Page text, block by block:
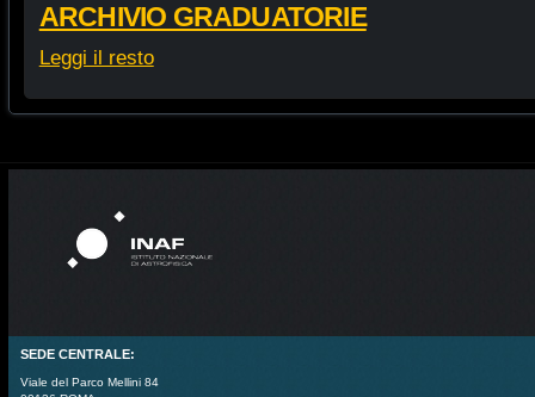
ARCHIVIO GRADUATORIE
Leggi il resto
SEDE CENTRALE:
Viale del Parco Mellini 84